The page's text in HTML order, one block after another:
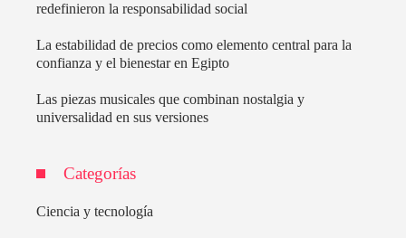
redefinieron la responsabilidad social
La estabilidad de precios como elemento central para la
confianza y el bienestar en Egipto
Las piezas musicales que combinan nostalgia y
universalidad en sus versiones
Categorías
Ciencia y tecnología